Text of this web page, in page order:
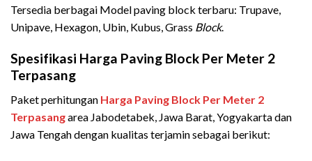
Tersedia berbagai Model paving block terbaru: Trupave,
Unipave, Hexagon, Ubin, Kubus, Grass Block.
Spesifikasi Harga Paving Block Per Meter 2
Terpasang
Paket perhitungan Harga Paving Block Per Meter 2
Terpasangarea Jabodetabek, Jawa Barat, Yogyakarta dan
Jawa Tengah dengan kualitas terjamin sebagai berikut: